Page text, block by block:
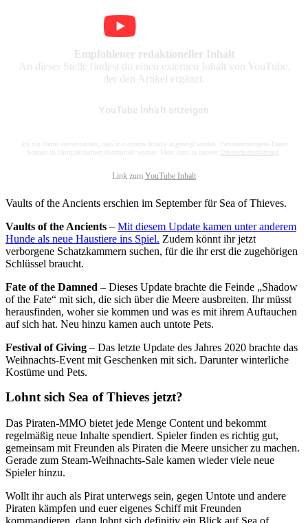
Empfohlener redaktioneller Inhalt
An dieser Stelle findest du einen externen Inhalt von YouTube,
der den Artikel ergänzt.
YouTube Inhalt anzeigen
Ich bin damit einverstanden, dass mir externe Inhalte angezeigt werden. Personenbezogene Daten
können an Drittplattformen übermittelt werden. Mehr dazu in unserer Datenschutzerklärung
Link zum YouTube Inhalt
Vaults of the Ancients erschien im September für Sea of Thieves.
Vaults of the Ancients – Mit diesem Update kamen unter anderem
Hunde als neue Haustiere ins Spiel. Zudem könnt ihr jetzt
verborgene Schatzkammern suchen, für die ihr erst die zugehörigen
Schlüssel braucht.
Fate of the Damned – Dieses Update brachte die Feinde „Shadow
of the Fate“ mit sich, die sich über die Meere ausbreiten. Ihr müsst
herausfinden, woher sie kommen und was es mit ihrem Auftauchen
auf sich hat. Neu hinzu kamen auch untote Pets.
Festival of Giving – Das letzte Update des Jahres 2020 brachte das
Weihnachts-Event mit Geschenken mit sich. Darunter winterliche
Kostüme und Pets.
Lohnt sich Sea of Thieves jetzt?
Das Piraten-MMO bietet jede Menge Content und bekommt
regelmäßig neue Inhalte spendiert. Spieler finden es richtig gut,
gemeinsam mit Freunden als Piraten die Meere unsicher zu machen.
Gerade zum Steam-Weihnachts-Sale kamen wieder viele neue
Spieler hinzu.
Wollt ihr auch als Pirat unterwegs sein, gegen Untote und andere
Piraten kämpfen und euer eigenes Schiff mit Freunden